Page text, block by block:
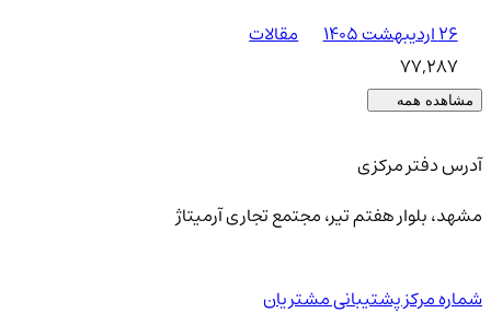
۲۶ اردیبهشت ۱۴۰۵
مقالات
77,287
مشاهده همه
آدرس دفتر مرکزی
مشهد، بلوار هفتم تیر، مجتمع تجاری آرمیتاژ
شماره مرکز پشتیبانی مشتریان